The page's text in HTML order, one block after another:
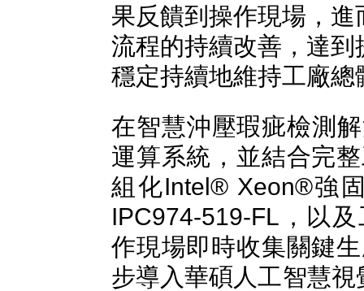
果反饋到操作現場，
流程的持續改善，達
穩定持續地維持工廠
在智慧沖壓瑕疵檢測
運算系統，並結合完
組化Intel® Xeon®強
IPC974-519-FL，以
作現場即時收集關鍵
步導入華碩人工智慧